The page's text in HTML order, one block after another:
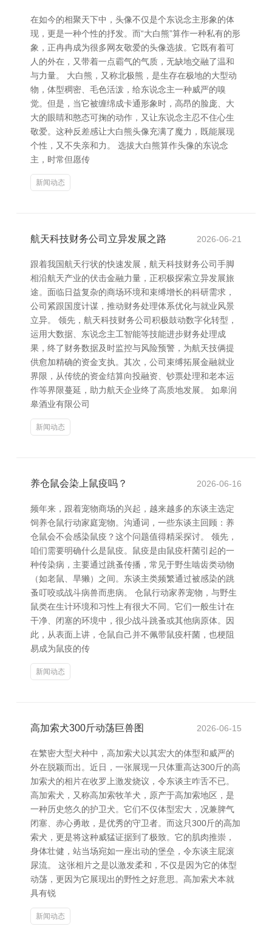
在如今的相聚天下中，头像不仅是个东说念主形象的体
现，更是一种个性的抒发。而“大白熊”算作一种私有的形
象，正冉冉成为很多网友敬爱的头像选拔。它既有着可
人的外在，又带着一点霸气的气质，无缺地交融了温和
与力量。 大白熊，又称北极熊，是生存在极地的大型动
物，体型稠密、毛色活泼，给东说念主一种威严的嗅
觉。但是，当它被缠绵成卡通形象时，高昂的脸庞、大
大的眼睛和憨态可掬的动作，又让东说念主忍不住心生
敬爱。这种反差感让大白熊头像充满了魔力，既能展现
个性，又不失亲和力。 选拔大白熊算作头像的东说念
主，时常但愿传
新闻动态
航天科技财务公司立异发展之路 2026-06-21
跟着我国航天行状的快速发展，航天科技财务公司手脚
相沿航天产业的伏击金融力量，正积极探索立异发展旅
途。面临日益复杂的商场环境和束缚增长的科研需求，
公司紧跟国度计谋，推动财务处理体系优化与就业风景
立异。 领先，航天科技财务公司积极鼓动数字化转型，
运用大数据、东说念主工智能等技能进步财务处理成
果，终了财务数据及时监控与风险预警，为航天技俩提
供愈加精确的资金支执。其次，公司束缚拓展金融就业
界限，从传统的资金结算向投融资、钞票处理和老本运
作等界限蔓延，助力航天企业终了高质地发展。 如皋润
皋酒业有限公司
新闻动态
养仓鼠会染上鼠疫吗？ 2026-06-16
频年来，跟着宠物商场的兴起，越来越多的东谈主选定
饲养仓鼠行动家庭宠物。沟通词，一些东谈主回顾：养
仓鼠会不会感染鼠疫？这个问题值得精采探讨。 领先，
咱们需要明确什么是鼠疫。鼠疫是由鼠疫杆菌引起的一
种传染病，主要通过跳蚤传播，常见于野生啮齿类动物
（如老鼠、旱獭）之间。东谈主类频繁通过被感染的跳
蚤叮咬或战斗病兽而患病。 仓鼠行动家养宠物，与野生
鼠类在生计环境和习性上有很大不同。它们一般生计在
干净、闭塞的环境中，很少战斗跳蚤或其他病原体。因
此，从表面上讲，仓鼠自己并不佩带鼠疫杆菌，也梗阻
易成为鼠疫的传
新闻动态
高加索犬300斤动荡巨兽图 2026-06-15
在繁密大型犬种中，高加索犬以其宏大的体型和威严的
外在脱颖而出。近日，一张展现一只体重高达300斤的高
加索犬的相片在收罗上激发烧议，令东谈主咋舌不已。
高加索犬，又称高加索牧羊犬，原产于高加索地区，是
一种历史悠久的护卫犬。它们不仅体型宏大，况兼脾气
闭塞、赤心勇敢，是优秀的守卫者。而这只300斤的高加
索犬，更是将这种威猛证据到了极致。它的肌肉推崇，
身体壮健，站当场宛如一座出动的堡垒，令东谈主屁滚
尿流。 这张相片之是以激发柔和，不仅是因为它的体型
动荡，更因为它展现出的野性之好意思。高加索犬本就
具有锐
新闻动态